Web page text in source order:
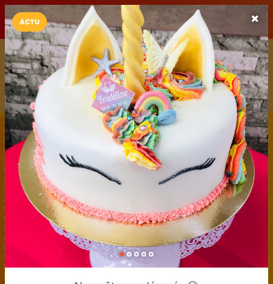
LaCarte Play Store
Installez l'App LaCarte
Téléchargez gratuitement l'app LaCarte pour suivre vos
commerces favoris et ne rien rater !
Télécharger Plus tard
ACTU